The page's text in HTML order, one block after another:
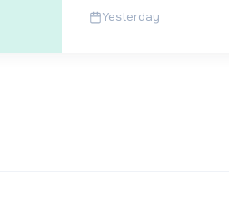
Yesterday